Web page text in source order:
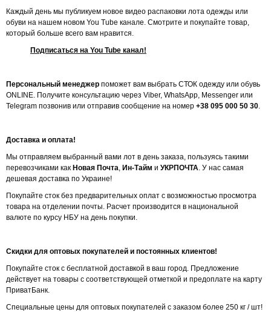
Каждый день мы публикуем новое видео распаковки лота одежды или
обуви на нашем новом You Tube канале. Смотрите и покупайте товар,
который больше всего вам нравится.
Подписаться на You Tube канал!
Персональный менеджер поможет вам выбрать СТОК одежду или обувь
ONLINE. Получите консультацию через Viber, WhatsApp, Messenger или
Telegram позвонив или отправив сообщение на номер +38 095 000 50 30.
Доставка и оплата!
Мы отправляем выбранный вами лот в день заказа, пользуясь такими
перевозчиками как Новая Почта, Ин-Тайм и УКРПОЧТА. У нас самая
дешевая доставка по Украине!
Покупайте сток без предварительных оплат с возможностью просмотра
товара на отделении почты. Расчет производится в национальной
валюте по курсу НБУ на день покупки.
Скидки для оптовых покупателей и постоянных клиентов!
Покупайте сток с бесплатной доставкой в ​​ваш город. Предложение
действует на товары с соответствующей отметкой и предоплате на карту
ПриватБанк.
Специальные цены для оптовых покупателей с заказом более 250 кг / шт!